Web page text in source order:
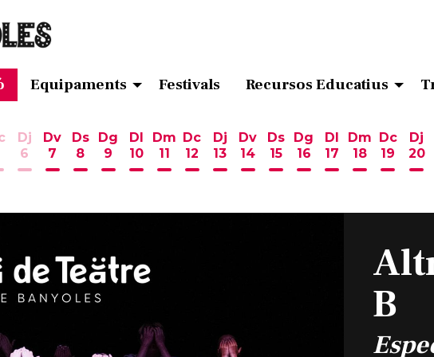
Equipaments Festivals Recursos Educatius
d'agost
4 d'agost5 d'agost
Dj
6
Dijous 6 d'agost
Dv
7
Divendres 7 d'agost
Ds
8
Dissabte 8 d'agost
Dg
9
Diumenge 9 d'agost
Dl
10
Dilluns 10 d'agost
Dm
11
Dimarts 11 d'agost
Dc
12
Dimecres 12 d'agost
Dj
13
Dijous 13 d'agost
Dv
14
Divendres 14 d'agost
Ds
15
Dissabte 15 d'agost
Dg
16
Diumenge 16
Dl
17
Dilluns 17
Dm
18
Dimarts 18
Dc
19
Dj
20
B